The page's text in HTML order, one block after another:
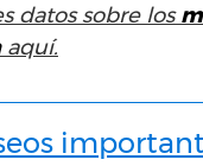
datos sobre los
aquí.